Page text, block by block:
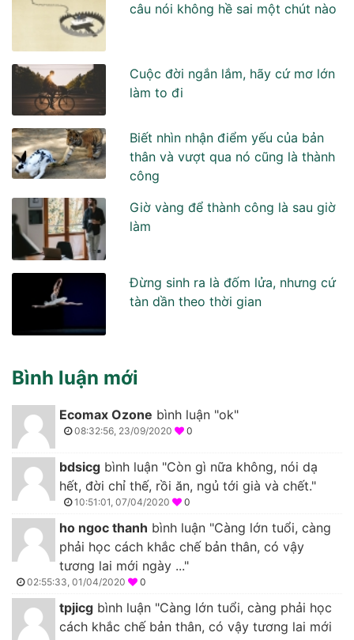
câu nói không hề sai một chút nào
Cuộc đời ngắn lắm, hãy cứ mơ lớn
làm to đi
Biết nhìn nhận điểm yếu của bản
thân và vượt qua nó cũng là thành
công
Giờ vàng để thành công là sau giờ
làm
Đừng sinh ra là đốm lửa, nhưng cứ
tàn dần theo thời gian
Bình luận mới
Ecomax Ozone bình luận "ok"
08:32:56, 23/09/2020 0
bdsicg bình luận "Còn gì nữa không, nói dạ
hết, đời chỉ thế, rồi ăn, ngủ tới già và chết."
10:51:01, 07/04/2020 0
ho ngoc thanh bình luận "Càng lớn tuổi, càng
phải học cách khắc chế bản thân, có vậy
tương lai mới ngày ..."
02:55:33, 01/04/2020 0
tpjicg bình luận "Càng lớn tuổi, càng phải học
cách khắc chế bản thân, có vậy tương lai mới